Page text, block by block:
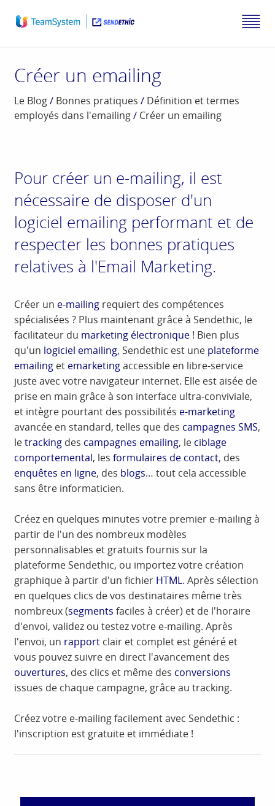
Créer un emailing
Le Blog/ Bonnes pratiques / Définition et termes
employés dans l'emailing/ Créer un emailing
Pour créer un e-mailing, il est
nécessaire de disposer d'un
logiciel emailing performant et de
respecter les bonnes pratiques
relatives à l'Email Marketing.
Créer un e-mailing requiert des compétences
spécialisées ? Plus maintenant grâce à Sendethic, le
facilitateur du marketing électronique ! Bien plus
qu'un logiciel emailing, Sendethic est une plateforme
emailing et emarketingaccessible en libre-service
juste avec votre navigateur internet. Elle est aisée de
prise en main grâce à son interface ultra-conviviale,
et intègre pourtant des possibilités e-marketing
avancée en standard, telles que des campagnes SMS,
letracking des campagnes emailing, le ciblage
comportemental, lesformulaires de contact, des
enquêtes en ligne, des blogs… tout cela accessible
sans être informaticien.
Créez en quelques minutes votre premier e-mailing à
partir de l'un des nombreux modèles
personnalisables et gratuits fournis sur la
plateforme Sendethic, ou importez votre création
graphique à partir d'un fichier HTML. Après sélection
en quelques clics de vos destinataires même très
nombreux (segments faciles à créer) et de l'horaire
d'envoi, validez ou testez votre e-mailing. Après
l'envoi, un rapport clair et complet est généré et
vous pouvez suivre en direct l'avancement des
ouvertures, des clics et même des conversions
issues de chaque campagne, grâce au tracking.
Créez votre e-mailing facilement avec Sendethic :
l'inscription est gratuite et immédiate !